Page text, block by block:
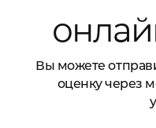
Вы можете
оценку через